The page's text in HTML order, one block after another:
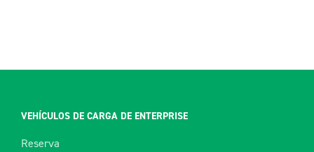
VEHÍCULOS DE CARGA DE ENTERPRISE
Reserva